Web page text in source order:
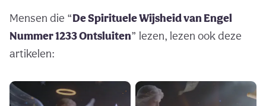
Mensen die “De Spirituele Wijsheid van Engel
Nummer 1233 Ontsluiten” lezen, lezen ook deze
artikelen: